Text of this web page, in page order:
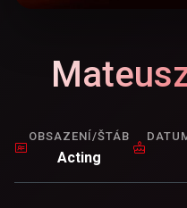
OBSAZENÍ/ŠTÁB
Acting